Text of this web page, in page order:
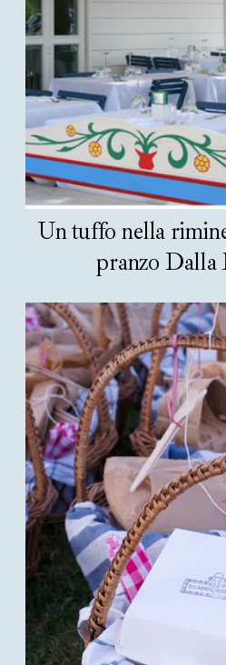
Un tuffo nella
pranzo Dalla